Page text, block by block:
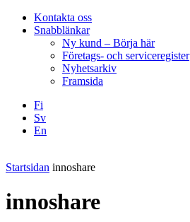
Kontakta oss
Snabblänkar
Ny kund – Börja här
Företags- och serviceregister
Nyhetsarkiv
Framsida
Fi
Sv
En
Startsidan innoshare
innoshare